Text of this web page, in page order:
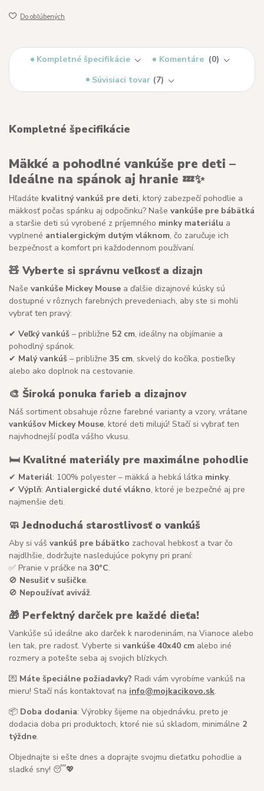
Do obľúbených
Kompletné špecifikácie Komentáre
0
Súvisiaci tovar 7
Kompletné špecifikácie
Mäkké a pohodlné vankúše pre deti –
Ideálne na spánok aj hranie 💤✨
Hľadáte kvalitný vankúš pre deti, ktorý zabezpečí pohodlie a
mäkkosť počas spánku aj odpočinku? Naše vankúše pre bábätká
a staršie deti sú vyrobené z príjemného minky materiálu a
vyplnené antialergickým dutým vláknom, čo zaručuje ich
bezpečnosť a komfort pri každodennom používaní.
🧸Vyberte si správnu veľkosť a dizajn
Naše vankúše Mickey Mouse a ďalšie dizajnové kúsky sú
dostupné v rôznych farebných prevedeniach, aby ste si mohli
vybrať ten pravý:
✔ Veľký vankúš – približne 52 cm, ideálny na objímanie a
pohodlný spánok.
✔ Malý vankúš – približne 35 cm, skvelý do kočíka, postieľky
alebo ako doplnok na cestovanie.
🎨 Široká ponuka farieb a dizajnov
Náš sortiment obsahuje rôzne farebné varianty a vzory, vrátane
vankúšov Mickey Mouse, ktoré deti milujú! Stačí si vybrať ten
najvhodnejší podľa vášho vkusu.
🛏 Kvalitné materiály pre maximálne pohodlie
✔ Materiál: 100% polyester – mäkká a hebká látka minky.
✔ Výplň: Antialergické duté vlákno, ktoré je bezpečné aj pre
najmenšie deti.
🧼Jednoduchá starostlivosť o vankúš
Aby si váš vankúš pre bábätko zachoval hebkosť a tvar čo
najdlhšie, dodržujte nasledujúce pokyny pri praní:
✅ Pranie v práčke na 30°C.
🚫 Nesušiť v sušičke.
🚫 Nepoužívať aviváž.
🎁 Perfektný darček pre každé dieťa!
Vankúše sú ideálne ako darček k narodeninám, na Vianoce alebo
len tak, pre radosť. Vyberte si vankúše 40x40 cm alebo iné
rozmery a potešte seba aj svojich blízkych.
💌 Máte špeciálne požiadavky? Radi vám vyrobíme vankúš na
mieru! Stačí nás kontaktovať na info@mojkacikovo.sk.
📦 Doba dodania: Výrobky šijeme na objednávku, preto je
dodacia doba pri produktoch, ktoré nie sú skladom, minimálne 2
týždne.
Objednajte si ešte dnes a doprajte svojmu dieťatku pohodlie a
sladké sny! 😴💖